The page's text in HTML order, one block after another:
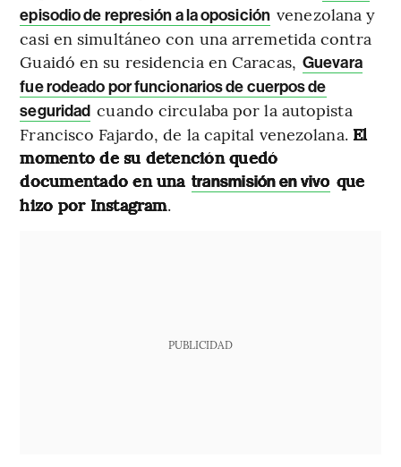
episodio de represión a la oposición venezolana y
casi en simultáneo con una arremetida contra
Guaidó en su residencia en Caracas, Guevara
fue rodeado por funcionarios de cuerpos de
seguridad cuando circulaba por la autopista
Francisco Fajardo, de la capital venezolana. El
momento de su detención quedó
documentado en una transmisión en vivo que
hizo por Instagram.
PUBLICIDAD